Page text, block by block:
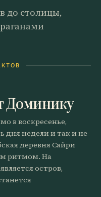
до столицы,
Доминику
в воскресенье,
дня недели и так и не
деревня Сайри
ритмом. На
остров,